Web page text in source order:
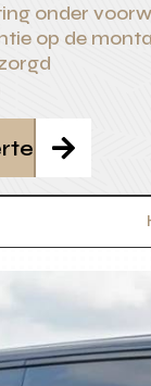
onder
op de
